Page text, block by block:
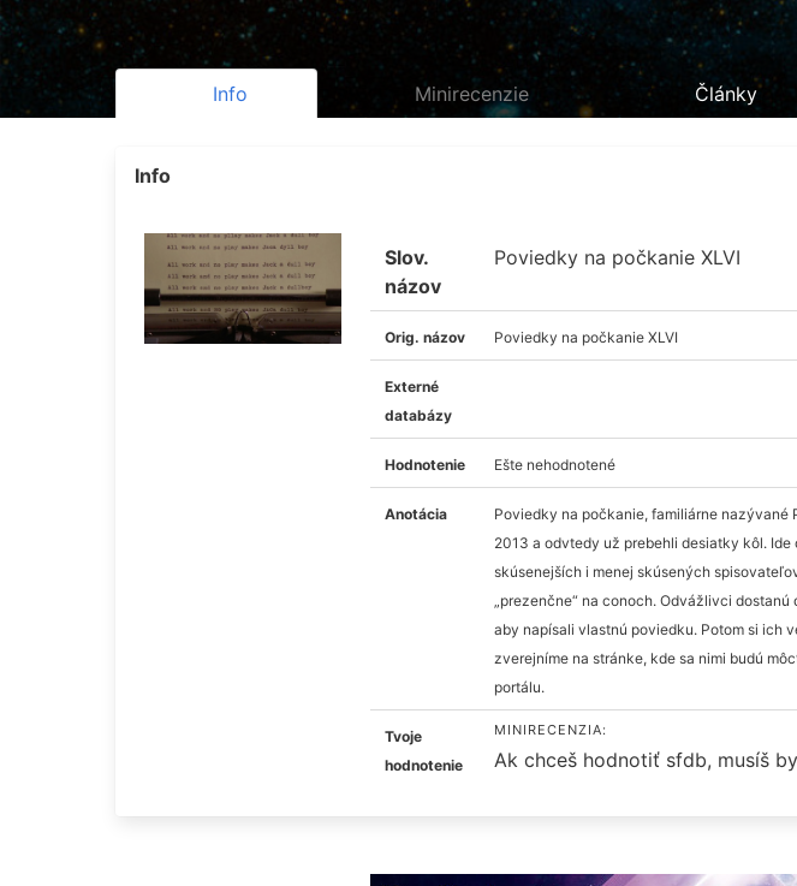
Info Minirecenzie Články
Info
Slov.
názov
Poviedky na počkanie XLVI
Orig. názov Poviedky na počkanie XLVI
Externé
databázy
Hodnotenie Ešte nehodnotené
Anotácia
Poviedky na počkanie, familiárne nazývané
2013 a odvtedy už prebehli desiatky kôl. Ide
skúsenejších i menej skúsených
„prezenčne“ na conoch. Odvážlivci dostanú
aby napísali vlastnú poviedku. Potom si ich
zverejníme na stránke, kde sa nimi budú
portálu.
Tvoje
hodnotenie
MINIRECENZIA:
Ak chceš hodnotiť sfdb, musíš